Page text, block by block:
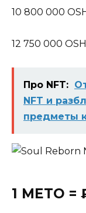
10 800 000
12 750 000
Про NFT:
NFT и
предметы
1 METO =